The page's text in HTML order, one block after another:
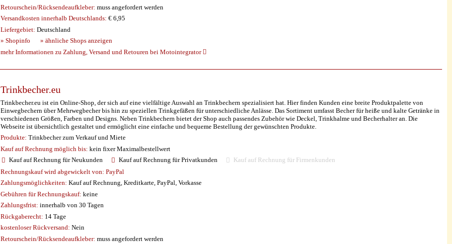
Retourschein/Rücksendeaufkleber: muss angefordert werden
Versandkosten innerhalb Deutschlands: € 6,95
Liefergebiet: Deutschland
» Shopinfo
» ähnliche Shops anzeigen
mehr Informationen zu Zahlung, Versand und Retouren bei Motointegrator
Trinkbecher.eu
Trinkbecher.eu ist ein Online-Shop, der sich auf eine vielfältige Auswahl an Trinkbechern spezialisiert hat. Hier finden Kunden eine breite Produktpalette von
Einwegbechern über Mehrwegbecher bis hin zu speziellen Trinkgefäßen für unterschiedliche Anlässe. Das Sortiment umfasst Becher für heiße und kalte Getränke in
verschiedenen Größen, Farben und Designs. Neben Trinkbechern bietet der Shop auch passendes Zubehör wie Deckel, Trinkhalme und Becherhalter an. Die
Webseite ist übersichtlich gestaltet und ermöglicht eine einfache und bequeme Bestellung der gewünschten Produkte.
Produkte: Trinkbecher zum Verkauf und Miete
Kauf auf Rechnung möglich bis: kein fixer Maximalbestellwert
Kauf auf Rechnung für Neukunden
Kauf auf Rechnung für Privatkunden
Kauf auf Rechnung für Firmenkunden
Rechnungskauf wird abgewickelt von: PayPal
Zahlungsmöglichkeiten: Kauf auf Rechnung, Kreditkarte, PayPal, Vorkasse
Gebühren für Rechnungskauf: keine
Zahlungsfrist: innerhalb von 30 Tagen
Rückgaberecht: 14 Tage
kostenloser Rückversand: Nein
Retourschein/Rücksendeaufkleber: muss angefordert werden